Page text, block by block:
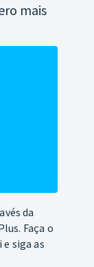
mais
da
Faça o
siga as